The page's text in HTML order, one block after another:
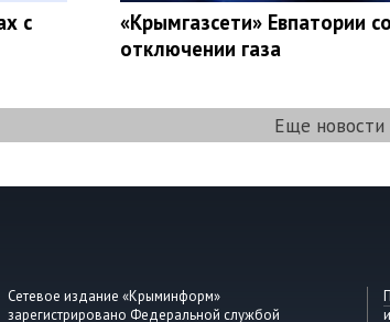
с
«Крымгазсети» Евпатории
отключении газа
Еще новости
Сетевое издание «Крыминформ»
зарегистрировано Федеральной службой